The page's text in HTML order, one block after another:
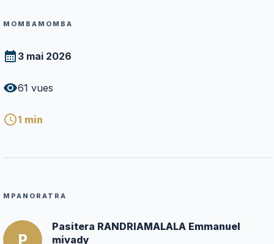
MOMBAMOMBA
3 mai 2026
61 vues
1 min
MPANORATRA
P
Pasitera RANDRIAMALALA Emmanuel
mivady